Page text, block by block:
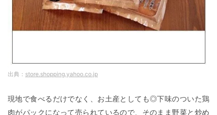
store.shopping.yahoo.co.jp
現地で食べるだけでなく、お土産としても◎下味のついた鶏
肉がパックになって売られているので、そのまま野菜と炒め